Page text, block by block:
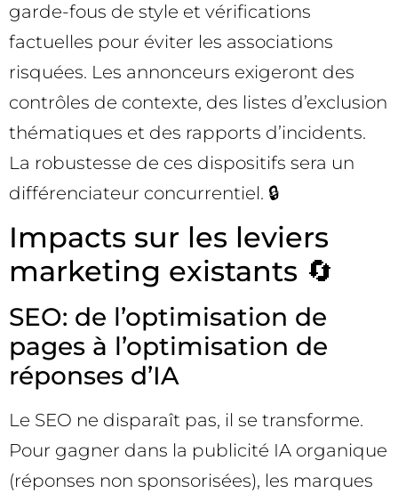
garde-fous de style et vérifications
factuelles pour éviter les associations
risquées. Les annonceurs exigeront des
contrôles de contexte, des listes d’exclusion
thématiques et des rapports d’incidents.
La robustesse de ces dispositifs sera un
différenciateur concurrentiel. 🔒
Impacts sur les leviers
marketing existants 🔄
SEO: de l’optimisation de
pages à l’optimisation de
réponses d’IA
Le SEO ne disparaît pas, il se transforme.
Pour gagner dans la publicité IA organique
(réponses non sponsorisées), les marques